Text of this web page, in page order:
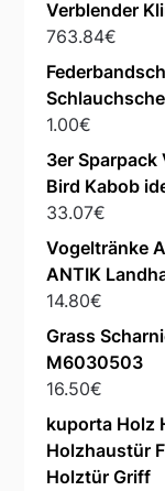
Verblender
763.84€
1.00€
3er
Bird Kabob
33.07€
Vogeltränke
ANTIK
14.80€
Grass
M6030503
16.50€
kuporta Holz
Holzhaustür
Holztür Griff